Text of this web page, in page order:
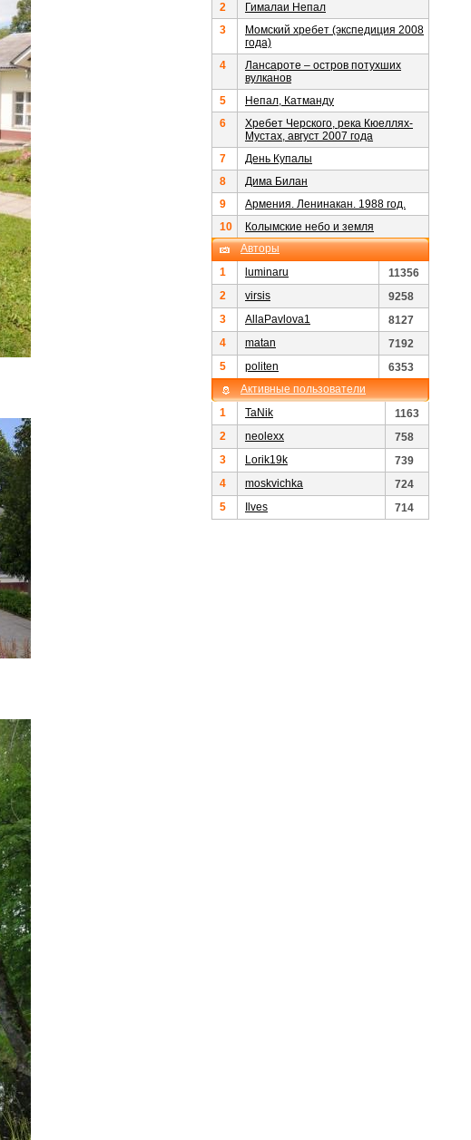
2
Гималаи Непал
3
Момский хребет (экспедиция 2008
года)
4
Лансароте – остров потухших
вулканов
5
Непал, Катманду
6
Хребет Черского, река Кюеллях-
Мустах, август 2007 года
7
День Купалы
8
Дима Билан
9
Армения. Ленинакан. 1988 год.
10
Колымские небо и земля
Авторы
1
luminaru
11356
2
virsis
9258
3
AllaPavlova1
8127
4
matan
7192
5
politen
6353
Активные пользователи
1
TaNik
1163
2
neolexx
758
3
Lorik19k
739
4
moskvichka
724
5
Ilves 714